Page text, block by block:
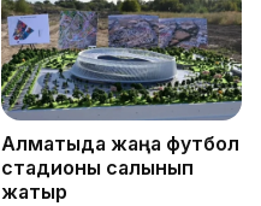
Алматыда жаңа футбол
стадионы салынып
жатыр